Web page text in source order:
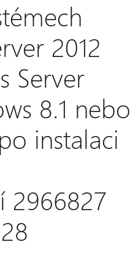
2012
Server
8.1 nebo
instalaci
2966827